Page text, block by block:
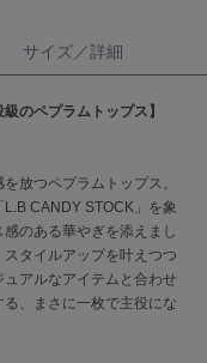
サイズ／詳細
のペプラムトップス】
放つペプラムトップス。
CANDY STOCK」を象
のある華やぎを添えまし
タイルアップを叶えつつ
アルなアイテムと合わせ
、まさに一枚で主役にな